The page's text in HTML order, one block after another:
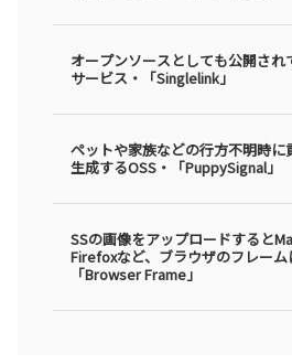
オープンソースとしても公開さ
サービス・「Singlelink」
ペットや家族などの行方不明時に
生成するOSS・「PuppySignal」
SSの画像をアップロードすると
Firefoxなど、ブラウザのフレーム
「Browser Frame」